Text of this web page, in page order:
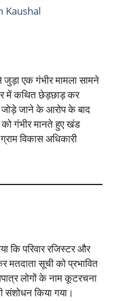
Kaushal
एक गंभीर मामला सामने
में कथित छेड़छाड़ कर
जोड़े जाने के आरोप के बाद
गंभीर मानते हुए खंड
विकास अधिकारी
कि परिवार रजिस्टर और
मतदाता सूची को प्रभावित
लोगों के नाम कूटरचना
संशोधन किया गया।